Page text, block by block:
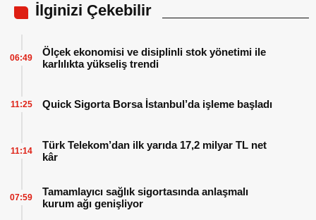
İlginizi Çekebilir
Ölçek ekonomisi ve disiplinli stok yönetimi ile
karlılıkta yükseliş trendi
06:49
Quick Sigorta Borsa İstanbul’da işleme başladı
11:25
Türk Telekom’dan ilk yarıda 17,2 milyar TL net
kâr
11:14
Tamamlayıcı sağlık sigortasında anlaşmalı
kurum ağı genişliyor
07:59